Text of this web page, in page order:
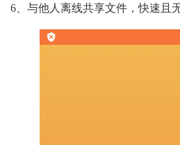
6、与他人离线共享文件，快速且